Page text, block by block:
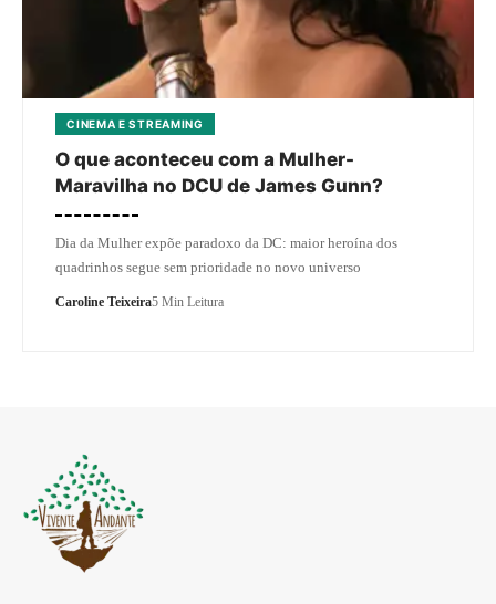
CINEMA E STREAMING
O que aconteceu com a Mulher-
Maravilha no DCU de James Gunn?
Dia da Mulher expõe paradoxo da DC: maior heroína dos
quadrinhos segue sem prioridade no novo universo
Caroline Teixeira5 Min Leitura